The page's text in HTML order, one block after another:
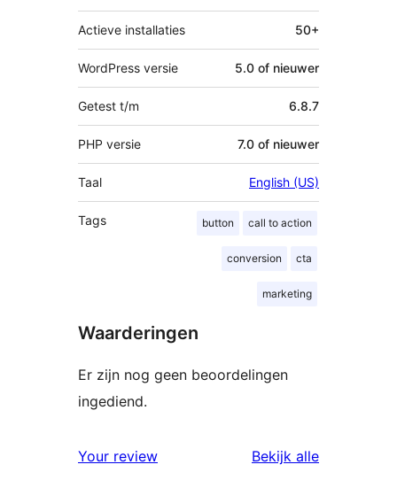
Actieve installaties 50+
WordPress versie 5.0 of nieuwer
Getest t/m 6.8.7
PHP versie 7.0 of nieuwer
Taal English (US)
Tags button call to action
conversion cta
marketing
Waarderingen
Er zijn nog geen beoordelingen
ingediend.
Your review Bekijk alle